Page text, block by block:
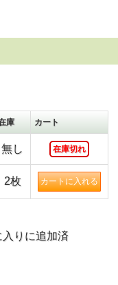
なレディースフリ
りLよりも大きめを着
の雰囲気。
ブルー生地の右胸か
リントされたティア
ザインなら、ジーン
でシンプルスタイリ
。
リゾートにも着回せ
ゼッタイお買い得で
庫 カート
無し 在庫切れ
2枚
入りに追加済